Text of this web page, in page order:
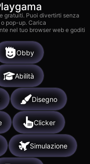
gratuiti. Puoi divertirti senza
pop-up. Carica
nel tuo browser web e goditi
Obby
Abilità
Disegno
Clicker
Simulazione